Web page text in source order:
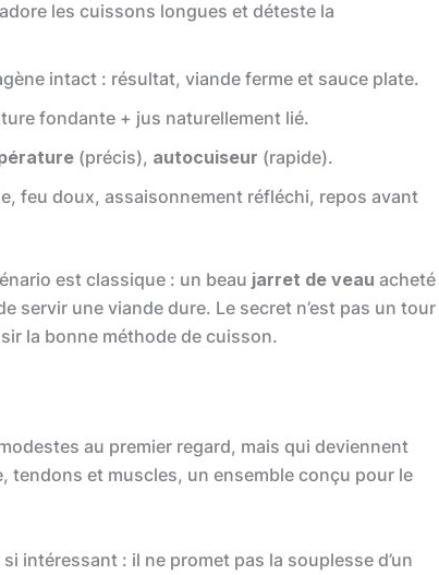
les cuissons longues et déteste la
intact : résultat, viande ferme et sauce plate.
fondante + jus naturellement lié.
(précis), autocuiseur (rapide).
feu doux, assaisonnement réfléchi, repos avant
est classique : un beau jarret de veau acheté
servir une viande dure. Le secret n’est pas un tour
la bonne méthode de cuisson.
au premier regard, mais qui deviennent
tendons et muscles, un ensemble conçu pour le
intéressant : il ne promet pas la souplesse d’un